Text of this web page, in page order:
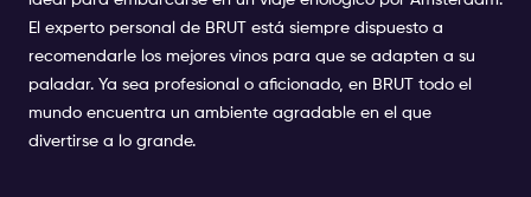
El experto personal de BRUT está siempre dispuesto a
recomendarle los mejores vinos para que se adapten a su
paladar. Ya sea profesional o aficionado, en BRUT todo el
mundo encuentra un ambiente agradable en el que
divertirse a lo grande.